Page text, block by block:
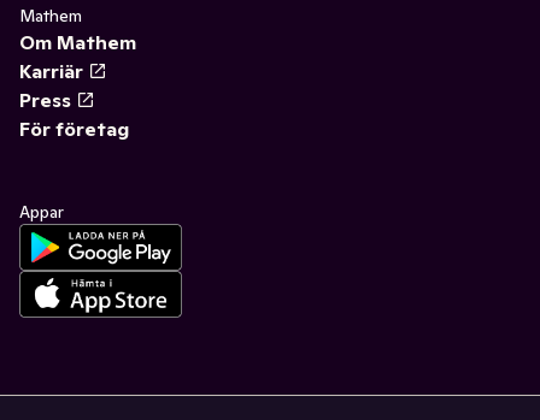
Mathem
Om Mathem
Karriär
Press
För företag
Appar